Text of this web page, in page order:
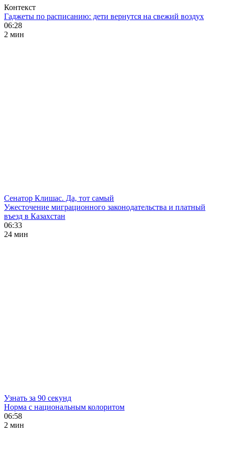
Контекст
Гаджеты по расписанию: дети вернутся на свежий воздух
06:28
2 мин
Сенатор Клишас. Да, тот самый
Ужесточение миграционного законодательства и платный
въезд в Казахстан
06:33
24 мин
Узнать за 90 секунд
Норма с национальным колоритом
06:58
2 мин